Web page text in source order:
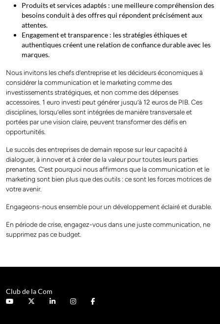
Produits et services adaptés : une meilleure compréhension des
besoins conduit à des offres qui répondent précisément aux
attentes.
Engagement et transparence : les stratégies éthiques et
authentiques créent une relation de confiance durable avec les
marques.
Nous invitons les chefs d’entreprise et les décideurs économiques à
considérer la communication et le marketing comme des
investissements stratégiques, et non comme des dépenses
accessoires. 1 euro investi peut générer jusqu’à 12 euros de PIB. Ces
disciplines, lorsqu’elles sont intégrées de manière transversale et
portées par une vision claire, peuvent transformer des défis en
opportunités.
Le succès des entreprises de demain repose sur leur capacité à
dialoguer, à innover et à créer de la valeur pour toutes leurs parties
prenantes. C’est pourquoi nous affirmons que la communication et le
marketing sont bien plus que des outils : ce sont les forces motrices de
votre avenir.
Engageons-nous ensemble pour un développement éclairé et durable.
En période de crise, engagez-vous dans une juste communication, ne
supprimez pas ce budget.
Club de la Com